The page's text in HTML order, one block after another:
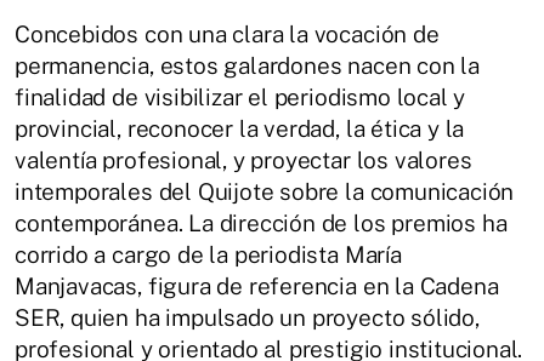
Concebidos con una clara la vocación de
permanencia, estos galardones nacen con la
finalidad de visibilizar el periodismo local y
provincial, reconocer la verdad, la ética y la
valentía profesional, y proyectar los valores
intemporales del Quijote sobre la comunicación
contemporánea. La dirección de los premios ha
corrido a cargo de la periodista María
Manjavacas, figura de referencia en la Cadena
SER, quien ha impulsado un proyecto sólido,
profesional y orientado al prestigio institucional.